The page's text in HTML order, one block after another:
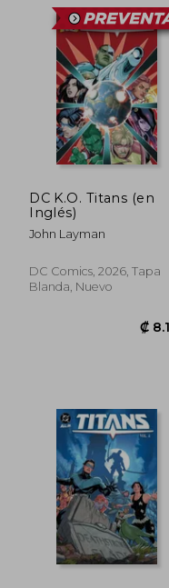
DC K.O. Titans (en
Inglés)
John Layman
DC Comics, 2026, Tapa
Blanda, Nuevo